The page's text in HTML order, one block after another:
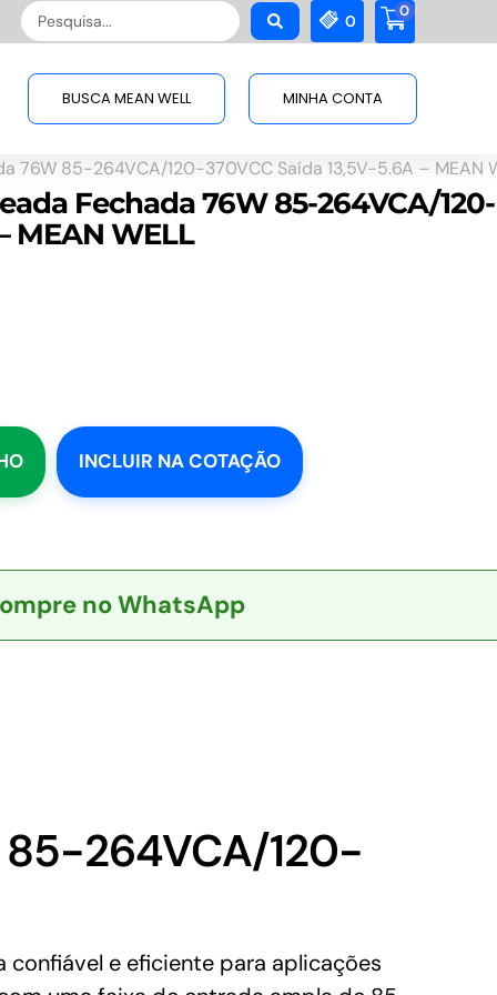
Pesquisar
...
0
0
BUSCA MEAN WELL MINHA CONTA
76W 85-264VCA/120-370VCC Saída 13,5V-5.6A – MEAN
Fechada 76W 85-264VCA/120-
MEAN WELL
INCLUIR NA COTAÇÃO
no WhatsApp
85-264VCA/120-
confiável e eficiente para aplicações